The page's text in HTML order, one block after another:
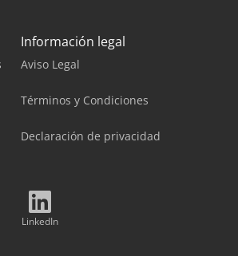
Información legal
Aviso Legal
Términos y Condiciones
Declaración de privacidad
LinkedIn